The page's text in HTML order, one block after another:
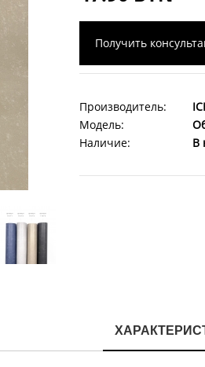
Получить
Производитель:
Модель:
Наличие:
В